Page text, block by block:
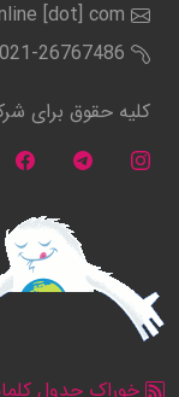
[dot] com
021-26767486
کلیه حقوق برای
خوراک جدول